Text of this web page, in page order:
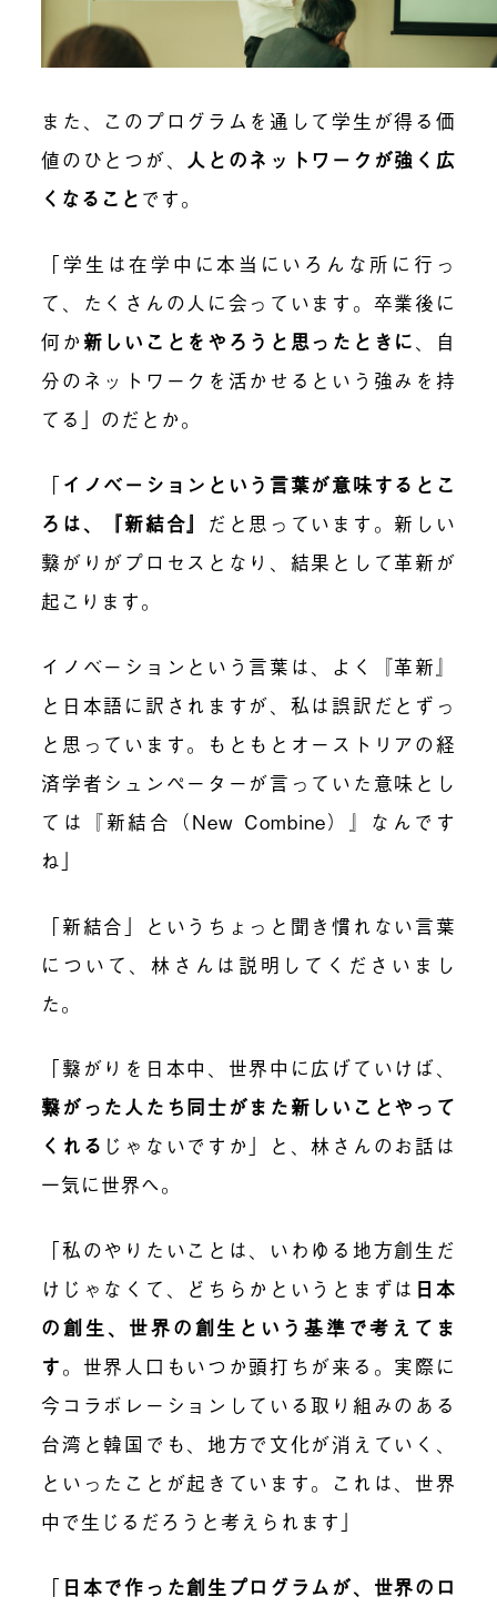
また、このプログラムを通して学生が得る価
値のひとつが、 人とのネットワークが強く広
くなること です。
「学生は在学中に本当にいろんな所に行っ
て、たくさんの人に会っています。卒業後に
何か 新しいことをやろうと思ったときに、自
分のネットワークを活かせるという強みを持
てる」のだとか。
「 イノベーションという言葉が意味するとこ
ろは、『新結合』 だと思っています。新しい
繋がりがプロセスとなり、結果として革新が
起こります。
イノベーションという言葉は、よく『革新』
と日本語に訳されますが、私は誤訳だとずっ
と思っています。もともとオーストリアの経
済学者シュンペーターが言っていた意味とし
ては『新結合（New Combine）』なんです
ね」
「新結合」というちょっと聞き慣れない言葉
について、林さんは説明してくださいまし
た。
「繋がりを日本中、世界中に広げていけば、
繋がった人たち同士がまた新しいことやって
くれる じゃないですか」と、林さんのお話は
一気に世界へ。
「私のやりたいことは、いわゆる地方創生だ
けじゃなくて、どちらかというとまずは 日本
の創生、世界の創生という基準で考えてま
す。世界人口もいつか頭打ちが来る。実際に
今コラボレーションしている取り組みのある
台湾と韓国でも、地方で文化が消えていく、
といったことが起きています。これは、世界
中で生じるだろうと考えられます」
「 日本で作った創生プログラムが、世界のロ